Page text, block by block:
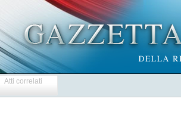
Atti correlati